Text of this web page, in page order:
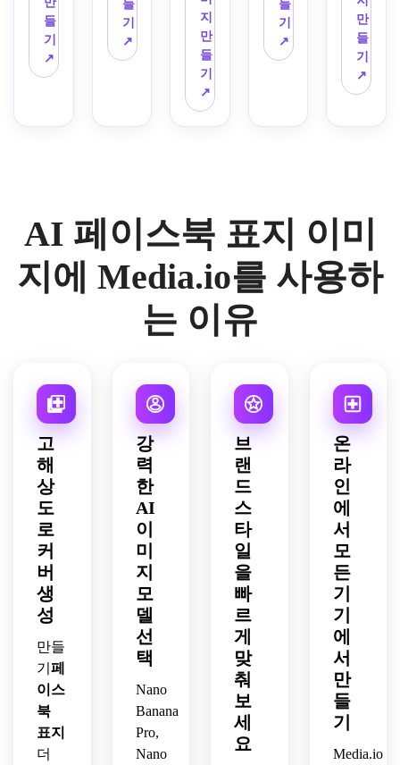
세요.
중앙
텍스
트 안
선명
지털
텍스
처,
전문
적인
으로
구성
게 유
지하
세요.
점 영
역이
있는
에 사
용하
세요.
경 질
감,
영화
포스
터 배
너처
럼 느
몰입
감 있
는 분
위기
용하
세요.
러운
자연
조명,
와이
드 구
성을
더하
현대
적인
텍스
극적
림자,
트리
머 준
비 분
위기
위기,
극적
인 조
명이
표지
를 디
자인
하세
너 친
화적
강력
한 깊
이,
선명
한 하
이라
이트,
스모
키 질
감,
게임
팀이
나 크
리에
이터
에게
적합
들
기
↗
이프
스타
일 스
북 커
버를
생성
하세
들
기
↗
빛,
부드
러운
그라
데이
션,
꿈같
은
페이
커버
를 만
지
만
들
기
↗
대비
가 높
은 초
로모
션을
위한
Facebook
잡힌
간격,
들
기
↗
러운
유기
농 질
평화
확산
빙 페
이스
북 커
버를
레이
아웃,
미엄
전체
적인
브랜
딩 미
학,
부드
러운
시각
적 균
형,
웰빙
이나
라이
프스
타일
페이
만
들
기
↗
AI 페이스북 표지 이미
지에 Media.io를 사용하
는 이유
고
해
상
도
로
커
버
생
성
만들
기 페
이스
북
표지
더
강
력
한
AI
이
미
지
모
델
선
택
Nano
Banana
Pro,
Nano
브
랜
드
스
타
일
을
빠
르
게
맞
춰
보
세
요
온
라
인
에
서
모
든
기
기
에
서
만
들
기
Media.io